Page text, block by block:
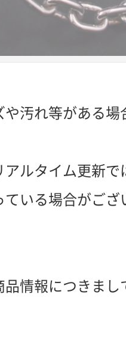
や汚れ等がある場
アルタイム更新
ている場合がご
品情報につきま